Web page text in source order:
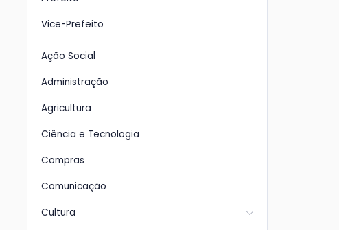
Vice-Prefeito
Ação Social
Administração
Agricultura
Ciência e Tecnologia
Compras
Comunicação
Cultura